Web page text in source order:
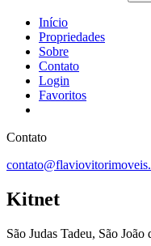
Início
Propriedades
Sobre
Contato
Login
Favoritos
Contato
Kitnet
São Judas Tadeu, São João